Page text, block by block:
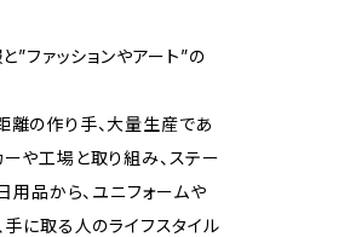
ファッションやアート”の
の作り手、大量生産であ
や工場と取り組み、ステー
用品から、ユニフォームや
に取る人のライフスタイル